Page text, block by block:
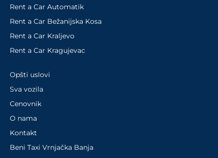
Transparentne uslove
definisane troškove koji
Rezervacije za iznajmljivanje i preuzimanja
kola mogu se obaviti online ili putem
preuzimanja vozila.
ZAŠTO ODABRATI
BENICASSIM CARS ZA
RENT A CAR VRAČAR?
Naša rent a car vozila su
Rent a Car Automatik
Rent a Car Bežanijska Kosa
Rent a Car Kraljevo
Rent a Car Kragujevac
Opšti uslovi
Sva vozila
Cenovnik
O nama
Kontakt
Beni Taxi Vrnjačka Banja